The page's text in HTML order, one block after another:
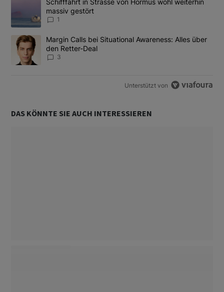
Ein Trendartikel mit dem Titel "Schifffahrt in Strasse von
Schifffahrt in Strasse von Hormus wohl weiterhin
massiv gestört
1
Ein Trendartikel mit dem Titel "Margin Calls bei Situational
Margin Calls bei Situational Awareness: Alles über
den Retter-Deal
3
Unterstützt von
DAS KÖNNTE SIE AUCH INTERESSIEREN